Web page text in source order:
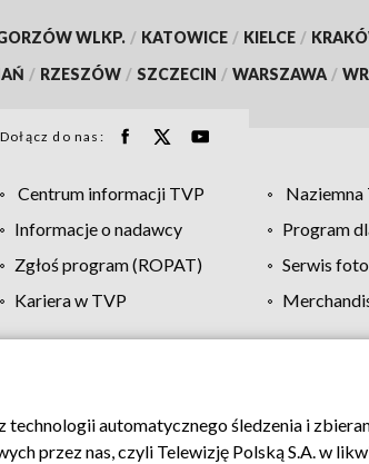
WLKP. / KATOWICE / KIELCE /
/ RZESZÓW / SZCZECIN / WARSZAWA /
Dołącz do nas:
Centrum informacji TVP
Informacje o nadawcy
Program
Zgłoś program (ROPAT)
Serwis
Kariera w TVP
Moje zgody Pomoc Biuro
automatycznego śledzenia i
przez nas, czyli Telewizję Polską S.A. w